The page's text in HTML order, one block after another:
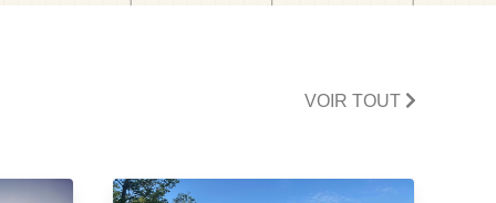
VOIR TOUT